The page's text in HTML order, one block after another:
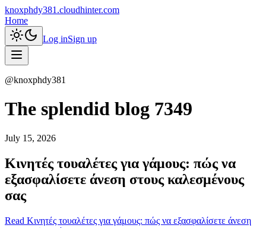
knoxphdy381.cloudhinter.com
Home
Log inSign up
@knoxphdy381
The splendid blog 7349
July 15, 2026
Κινητές τουαλέτες για γάμους: πώς να
εξασφαλίσετε άνεση στους καλεσμένους
σας
Read Κινητές τουαλέτες για γάμους: πώς να εξασφαλίσετε άνεση